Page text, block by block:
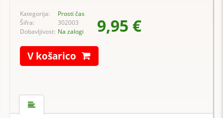
Kategorija:
Prosti čas
Šifra:
302003
Dobavljivost: Na zalogi
10,95 €
9,95 €
V košarico